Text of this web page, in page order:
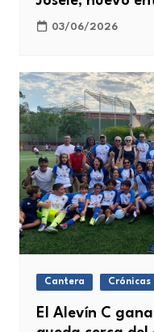
03/06/2026
Cantera Crónicas
El Alevín C